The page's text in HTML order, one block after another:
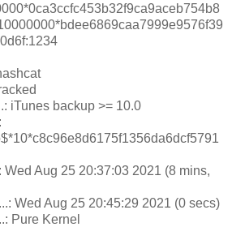
iTunes backup >= 10.0
Wed Aug 25 20:37:03 2021 (8 mins,
Wed Aug 25 20:45:29 2021 (0 secs)
Pure Kernel